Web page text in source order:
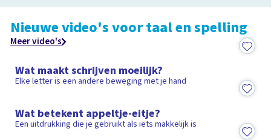
Nieuwe video's voor taal en spelling
Meer video's
Wat maakt schrijven moeilijk?
Elke letter is een andere beweging met je hand
Wat betekent appeltje-eitje?
Een uitdrukking die je gebruikt als iets makkelijk is